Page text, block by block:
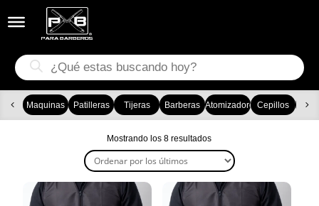
Búsqueda
de
productos
Maquinas Patilleras Tijeras Barberas AtomizadoresCepillos
Mostrando los 8 resultadosOrdenado
por
los
últimos